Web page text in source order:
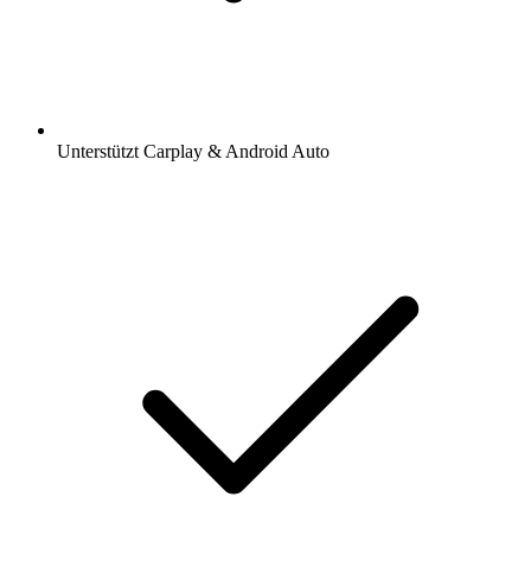
Unterstützt Carplay & Android Auto